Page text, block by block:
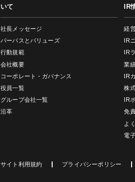
いて
社長メッセージ
パーパスとバリューズ
行動規範
会社概要
コーポレート・ガバナンス
役員一覧
グループ会社一覧
沿革
IR
経
IR
IR
業
IR
株
IR
免
よ
電
サイト利用規約 プライバシーポリシー